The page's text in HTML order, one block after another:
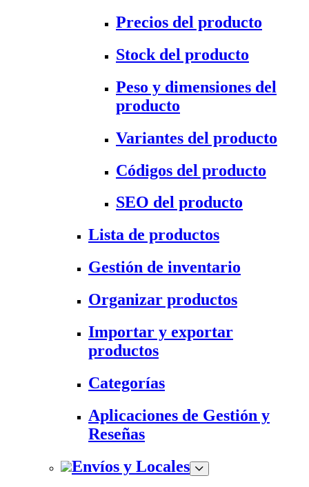
Precios del producto
Stock del producto
Peso y dimensiones del
producto
Variantes del producto
Códigos del producto
SEO del producto
Lista de productos
Gestión de inventario
Organizar productos
Importar y exportar
productos
Categorías
Aplicaciones de Gestión y
Reseñas
Envíos y Locales